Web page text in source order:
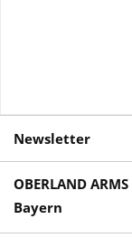
Newsletter
OBERLAND
Bayern